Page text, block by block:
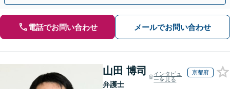
電話でお問い合わせ メールでお問い合わせ
山田 博司
弁護士
インタビュ
ーを見る
京都府